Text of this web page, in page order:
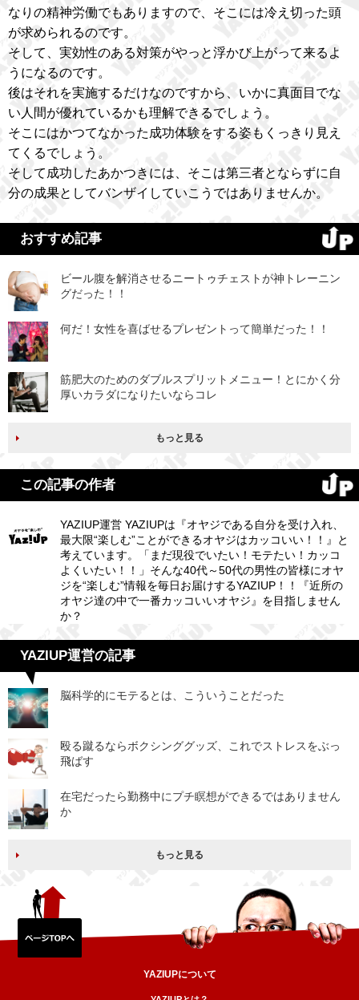
なりの精神労働でもありますので、そこには冷え切った頭
が求められるのです。
そして、実効性のある対策がやっと浮かび上がって来るよ
うになるのです。
後はそれを実施するだけなのですから、いかに真面目でな
い人間が優れているかも理解できるでしょう。
そこにはかつてなかった成功体験をする姿もくっきり見え
てくるでしょう。
そして成功したあかつきには、そこは第三者とならずに自
分の成果としてバンザイしていこうではありませんか。
おすすめ記事
ビール腹を解消させるニートゥチェストが神トレーニン
グだった！！
何だ！女性を喜ばせるプレゼントって簡単だった！！
筋肥大のためのダブルスプリットメニュー！とにかく分
厚いカラダになりたいならコレ
もっと見る
この記事の作者
YAZIUP運営 YAZIUPは『オヤジである自分を受け入れ、
最大限“楽しむ”ことができるオヤジはカッコいい！！』と
考えています。「まだ現役でいたい！モテたい！カッコ
よくいたい！！」そんな40代～50代の男性の皆様にオヤ
ジを“楽しむ”情報を毎日お届けするYAZIUP！！『近所の
オヤジ達の中で一番カッコいいオヤジ』を目指しません
か？
YAZIUP運営の記事
脳科学的にモテるとは、こういうことだった
殴る蹴るならボクシンググッズ、これでストレスをぶっ
飛ばす
在宅だったら勤務中にプチ瞑想ができるではありません
か
もっと見る
YAZIUPについて